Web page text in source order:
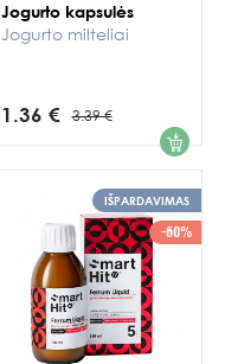
Jogurto kapsulės
Jogurto milteliai
1.36 € 3.39 € 1
IŠPARDAVIMAS
-60%